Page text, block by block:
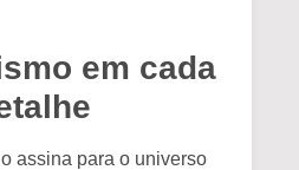
em cada
assina para o universo